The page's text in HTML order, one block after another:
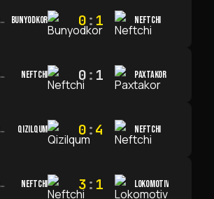
14 АПР. 2026 Г. · 15:15 BUNYODKOR 0: 1 NEFTCHI
09 АПР. 2026 Г. · 14:00 NEFTCHI 0: 1 PAXTAKOR
04 АПР. 2026 Г. · 13:00 QIZILQUM 0:4 NEFTCHI
20 МАР. 2026 Г. · 11:00 NEFTCHI 3: 1 LOKOMOTIV